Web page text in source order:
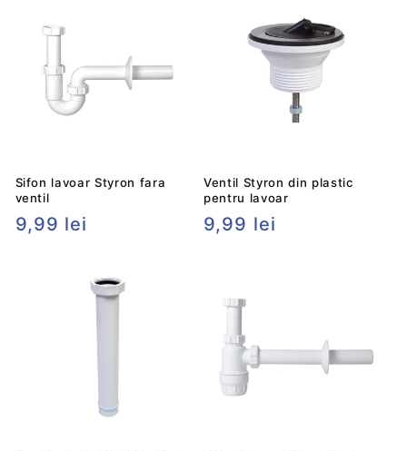
Sifon lavoar Styron fara
ventil
Preț
9,99 lei
Ventil Styron din plastic
pentru lavoar
Preț
9,99 lei